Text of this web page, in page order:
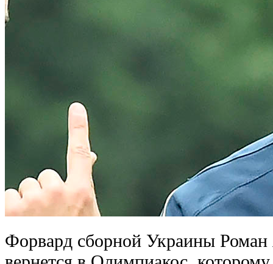
Форвард сборной Украины